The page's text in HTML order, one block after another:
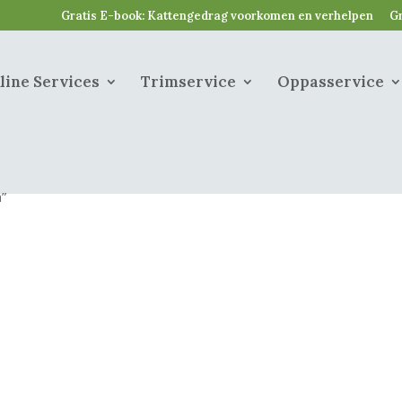
Gratis E-book: Kattengedrag voorkomen en verhelpen
Services Trimservice Oppasservice